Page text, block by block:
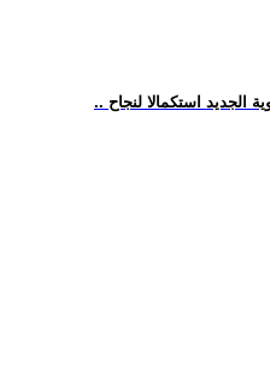
الجديد استكمالا لنجاح